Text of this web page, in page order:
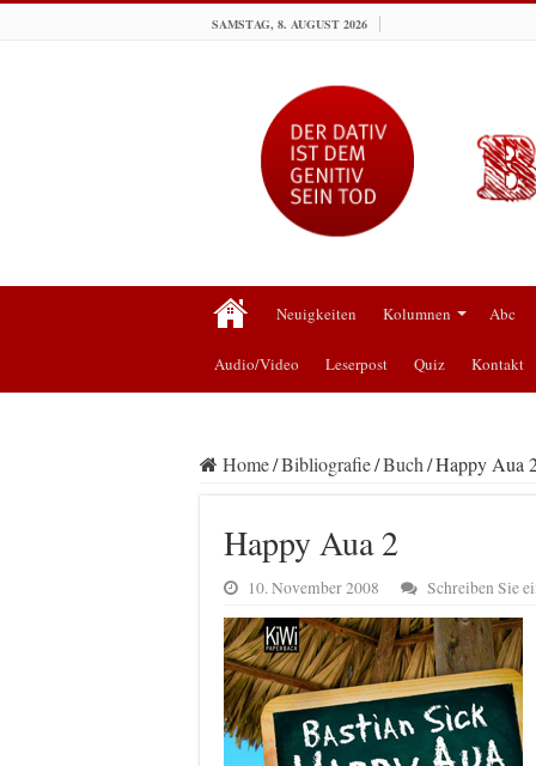
SAMSTAG, 8. AUGUST 2026
Neuigkeiten Kolumnen Abc
Audio/Video Leserpost Quiz Kontakt
Home/Bibliografie/Buch/Happy Aua
Happy Aua 2
10. November 2008 Schreiben Sie